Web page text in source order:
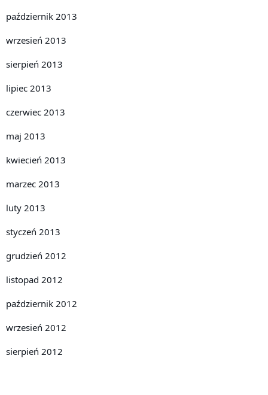
październik 2013
wrzesień 2013
sierpień 2013
lipiec 2013
czerwiec 2013
maj 2013
kwiecień 2013
marzec 2013
luty 2013
styczeń 2013
grudzień 2012
listopad 2012
październik 2012
wrzesień 2012
sierpień 2012